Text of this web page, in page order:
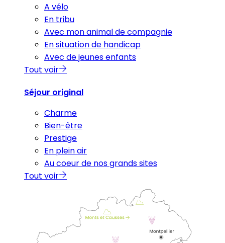
A vélo
En tribu
Avec mon animal de compagnie
En situation de handicap
Avec de jeunes enfants
Tout voir
Séjour original
Charme
Bien-être
Prestige
En plein air
Au coeur de nos grands sites
Tout voir